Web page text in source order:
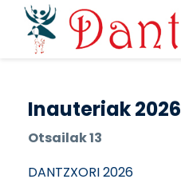
Pasar al contenido principal
Inauteriak 2026
Otsailak 13
DANTZXORI 2026